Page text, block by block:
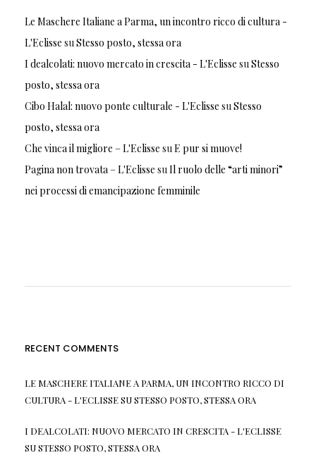
Le Maschere Italiane a Parma, un incontro ricco di cultura -
L'Eclisse suStesso posto, stessa ora
I dealcolati: nuovo mercato in crescita - L'Eclisse suStesso
posto, stessa ora
Cibo Halal: nuovo ponte culturale - L'Eclisse suStesso
posto, stessa ora
Che vinca il migliore – L'Eclisse suE pur si muove!
Pagina non trovata – L'Eclisse suIl ruolo delle “arti minori”
nei processi di emancipazione femminile
RECENT COMMENTS
LE MASCHERE ITALIANE A PARMA, UN INCONTRO RICCO DI
CULTURA - L'ECLISSESUSTESSO POSTO, STESSA ORA
I DEALCOLATI: NUOVO MERCATO IN CRESCITA - L'ECLISSE
SUSTESSO POSTO, STESSA ORA